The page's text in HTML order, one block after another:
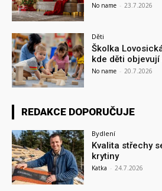
No name - 23.7.2026
Děti
Školka
kde děti objevují
No name - 20.7.2026
REDAKCE DOPORUČUJE
Bydlení
Kvalita střechy
krytiny
Katka - 24.7.2026